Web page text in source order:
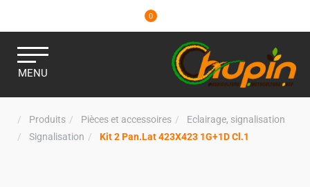
0
MENU
Produits Pièces et accessoires
Eclairage, signalisation
Signalisation
Kit 2 Pan.Lat 423X423 1G+1D Cl.1